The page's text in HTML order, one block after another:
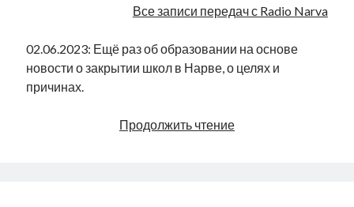
Все записи передач с Radio Narva
02.06.2023: Ещё раз об образовании на основе
новости о закрытии школ в Нарве, о целях и
причинах.
Продолжить чтениеПлан